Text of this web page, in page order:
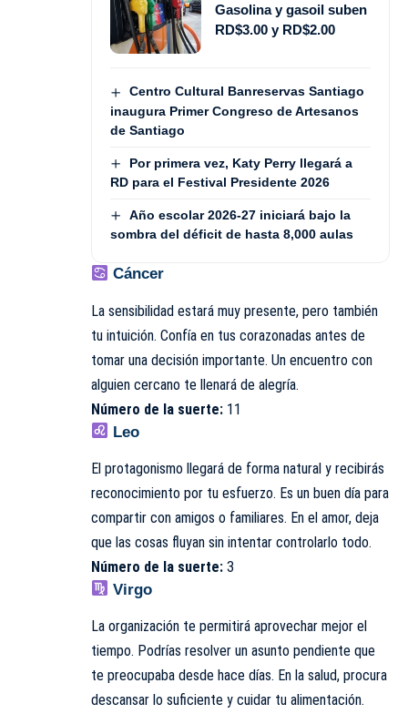
Gasolina y gasoil suben
RD$3.00 y RD$2.00
Centro Cultural Banreservas Santiago
inaugura Primer Congreso de Artesanos
de Santiago
Por primera vez, Katy Perry llegará a
RD para el Festival Presidente 2026
Año escolar 2026-27 iniciará bajo la
sombra del déficit de hasta 8,000 aulas
Cáncer
La sensibilidad estará muy presente, pero también
tu intuición. Confía en tus corazonadas antes de
tomar una decisión importante. Un encuentro con
alguien cercano te llenará de alegría.
Número de la suerte: 11
Leo
El protagonismo llegará de forma natural y recibirás
reconocimiento por tu esfuerzo. Es un buen día para
compartir con amigos o familiares. En el amor, deja
que las cosas fluyan sin intentar controlarlo todo.
Número de la suerte: 3
Virgo
La organización te permitirá aprovechar mejor el
tiempo. Podrías resolver un asunto pendiente que
te preocupaba desde hace días. En la salud, procura
descansar lo suficiente y cuidar tu alimentación.